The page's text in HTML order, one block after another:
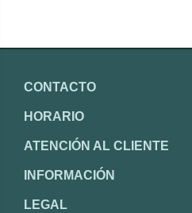
CONTACTO
HORARIO
ATENCIÓN AL CLIENTE
INFORMACIÓN
LEGAL